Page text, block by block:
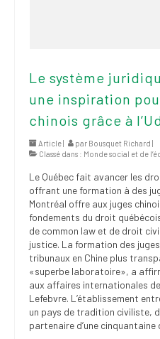
Le système
une inspiration
chinois grâce à
Article | par Bousquet Richard |
Classé dans : Monde social et de
Le Québec fait avancer les
offrant une formation à des
Montréal offre aux juges
fondements du droit
de common law et de droit
justice. La formation des
tribunaux en Chine plus
«superbe laboratoire», a
aux affaires internationales
Lefebvre. L’établissement
un pays de tradition civiliste,
partenaire d’une cinquantaine